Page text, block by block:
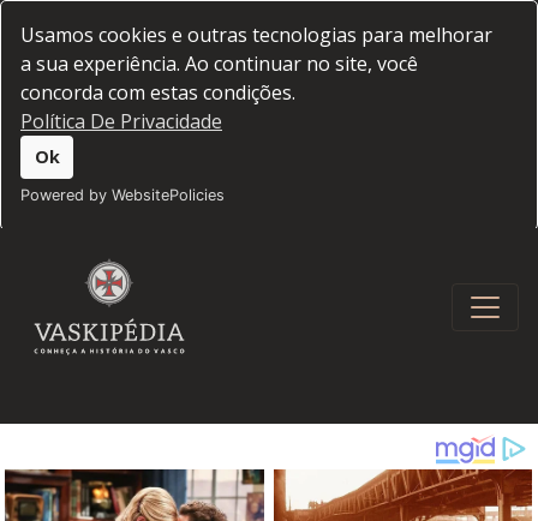
Usamos cookies e outras tecnologias para melhorar
a sua experiência. Ao continuar no site, você
concorda com estas condições.
Política De Privacidade
Ok
Powered by WebsitePolicies